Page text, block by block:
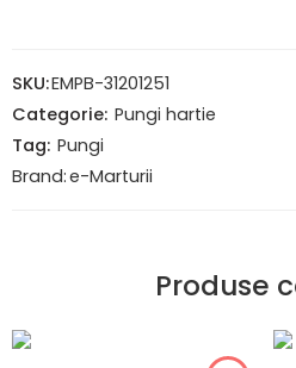
SKU:EMPB-31201251
Categorie: Pungi hartie
Tag: Pungi
Brand:e-Marturii
Produse